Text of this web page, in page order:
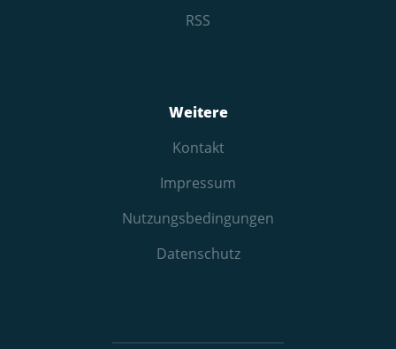
RSS
Weitere
Kontakt
Impressum
Nutzungs­bedingungen
Datenschutz